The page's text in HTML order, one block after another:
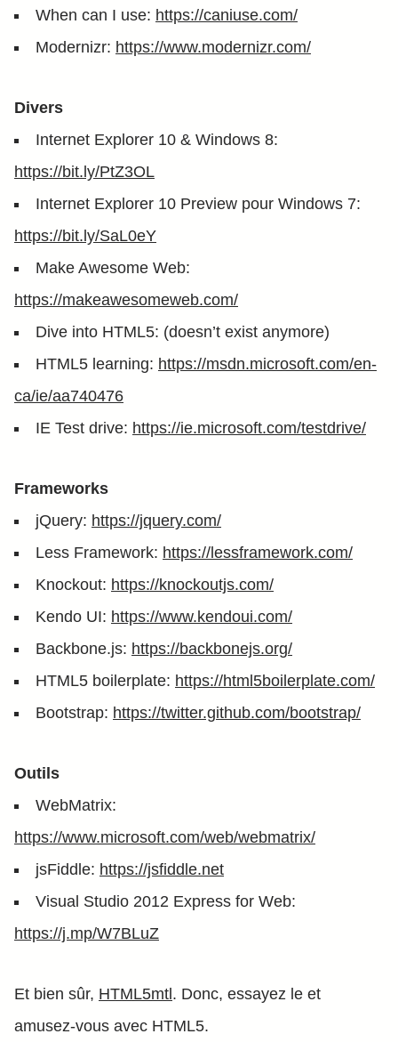
When can I use: https://caniuse.com/
Modernizr: https://www.modernizr.com/
Divers
Internet Explorer 10 & Windows 8:
https://bit.ly/PtZ3OL
Internet Explorer 10 Preview pour Windows 7:
https://bit.ly/SaL0eY
Make Awesome Web:
https://makeawesomeweb.com/
Dive into HTML5: (doesn’t exist anymore)
HTML5 learning: https://msdn.microsoft.com/en-
ca/ie/aa740476
IE Test drive: https://ie.microsoft.com/testdrive/
Frameworks
jQuery: https://jquery.com/
Less Framework: https://lessframework.com/
Knockout: https://knockoutjs.com/
Kendo UI: https://www.kendoui.com/
Backbone.js: https://backbonejs.org/
HTML5 boilerplate: https://html5boilerplate.com/
Bootstrap: https://twitter.github.com/bootstrap/
Outils
WebMatrix:
https://www.microsoft.com/web/webmatrix/
jsFiddle: https://jsfiddle.net
Visual Studio 2012 Express for Web:
https://j.mp/W7BLuZ
Et bien sûr, HTML5mtl. Donc, essayez le et
amusez-vous avec HTML5.